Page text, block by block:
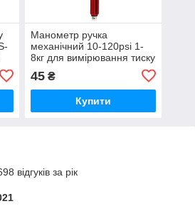
Манометр ручка
механічний 10-120psi 1-
8кг для вимірювання тиску
45₴
Купити
відгуків за рік